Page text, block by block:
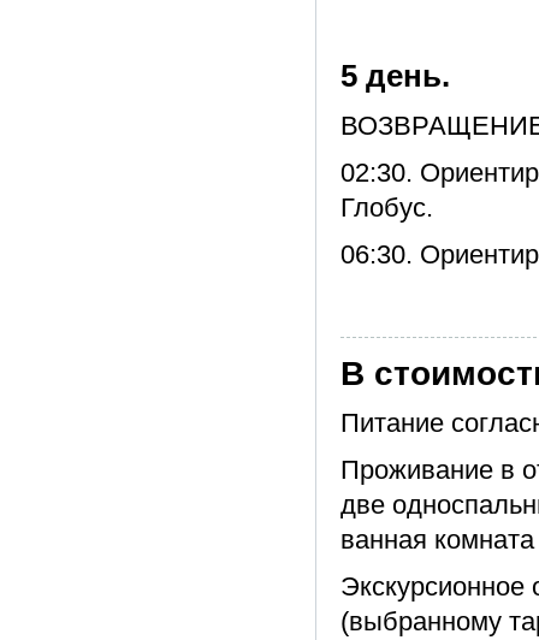
5 день.
02:30.
Глобус.
06:30.
В
Питание
Проживание в
две
ванная комната
Экскурсионное
(выбранному